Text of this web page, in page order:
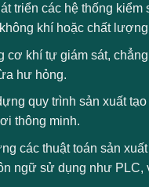
triển các hệ thống
khí hoặc chất
cơ khí tự giám sát,
hư hỏng.
quy trình sản xuất
thông minh.
các thuật toán sản
ngữ sử dụng như